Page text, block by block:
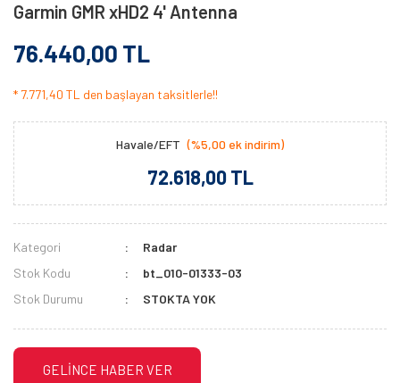
Garmin GMR xHD2 4' Antenna
76.440,00 TL
* 7.771,40 TL den başlayan taksitlerle!!
Havale/EFT (%5,00 ek indirim)
72.618,00 TL
Kategori
Radar
Stok Kodu
bt_010-01333-03
Stok Durumu
STOKTA YOK
GELİNCE HABER VER